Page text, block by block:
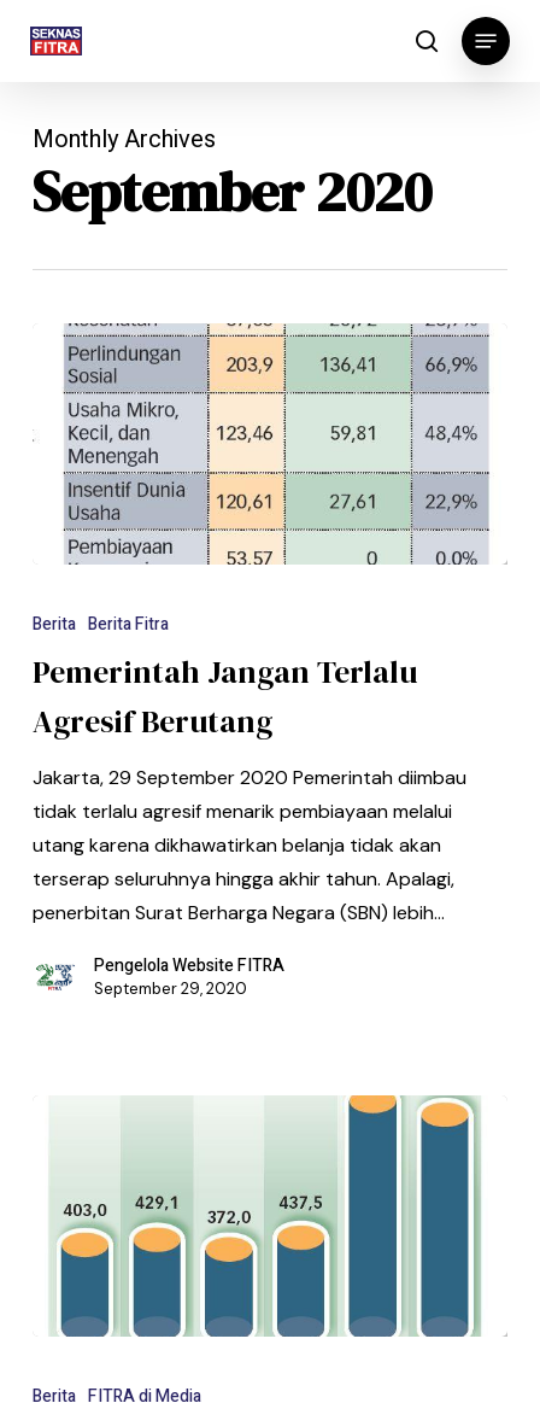
search
Menu
Monthly Archives
September 2020
Berita Berita Fitra
Pemerintah Jangan Terlalu
Agresif Berutang
Jakarta, 29 September 2020 Pemerintah diimbau
tidak terlalu agresif menarik pembiayaan me­lalui
utang karena dikhawatirkan belanja tidak akan
terserap seluruhnya hingga ak­hir tahun. Apalagi,
penerbitan Surat Ber­harga Negara (SBN) lebih…
Pengelola Website FITRA
September 29, 2020
Berita FITRA di Media